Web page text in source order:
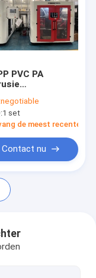
PVC PA
4.9 ton
negotiable
1 set
de meest recente
Contact nu